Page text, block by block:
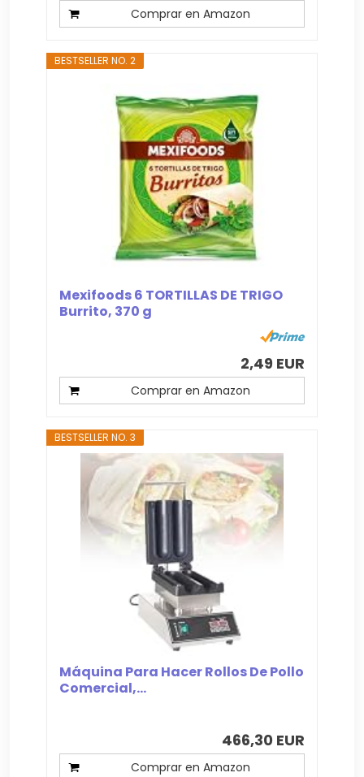
Comprar en Amazon
BESTSELLER NO. 2
Mexifoods 6 TORTILLAS DE TRIGO
Burrito, 370 g
2,49 EUR
Comprar en Amazon
BESTSELLER NO. 3
Máquina Para Hacer Rollos De Pollo
Comercial,...
466,30 EUR
Comprar en Amazon